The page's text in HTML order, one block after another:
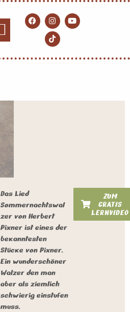
Das Lied
Sommernachtswal
zer von Herbert
Pixner ist eines der
bekanntesten
Stücke von Pixner.
Ein wunderschöner
Walzer den man
aber als ziemlich
schwierig einstufen
muss.
ZUM
GRATIS
LERNVIDEO